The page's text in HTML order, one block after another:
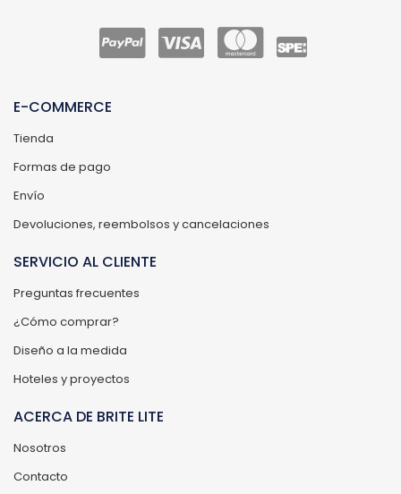
E-COMMERCE
Tienda
Formas de pago
Envío
Devoluciones, reembolsos y cancelaciones
SERVICIO AL CLIENTE
Preguntas frecuentes
¿Cómo comprar?
Diseño a la medida
Hoteles y proyectos
ACERCA DE BRITE LITE
Nosotros
Contacto